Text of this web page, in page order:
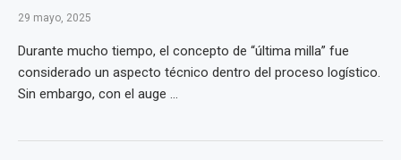
29 mayo, 2025
Durante mucho tiempo, el concepto de “última milla” fue
considerado un aspecto técnico dentro del proceso logístico.
Sin embargo, con el auge ...